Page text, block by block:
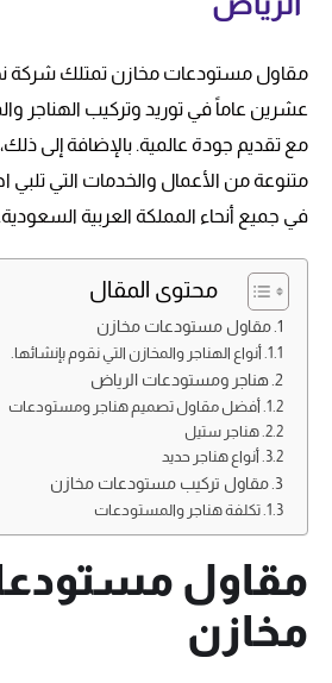
مقاول مستودعات مخازن تمتلك شركة
عشرين عاماً في توريد وتركيب الهناجر
مع تقديم جودة عالمية. بالإضافة إلى
متنوعة من الأعمال والخدمات التي تلبي
في جميع أنحاء المملكة العربية السعودية.
محتوى المقال
مقاول مستودعات مخازن
أنواع الهناجر والمخازن التي نقوم بإنشائها.
هناجر ومستودعات الرياض
أفضل مقاول تصميم هناجر ومستودعات
هناجر ستيل
أنواع هناجر حديد
مقاول تركيب مستودعات مخازن
تكلفة هناجر والمستودعات
مقاول
مخازن